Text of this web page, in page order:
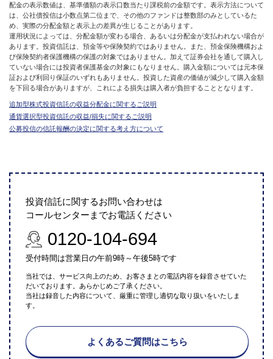
配金の表示数値は、基準価額の表示口数当たり課税前の金額です。表示方法について
は、公社債投信は小数点第二位まで、その他のファンドは整数部のみとしているた
め、実際の分配金額と表示上の差異が生じることがあります。
運用状況によっては、分配金額が変わる場合、あるいは分配金が支払われない場合が
あります。投資信託は、預金等や保険契約ではありません。また、預金保険機構およ
び保険契約者保護機構の保護の対象ではありません。加えて証券会社を通して購入し
ていない場合には投資者保護基金の対象にもなりません。購入金額については元本保
証および利回り保証のいずれもありません。投資した資産の価値が減少して購入金額
を下回る場合がありますが、これによる損失は購入者が負担することとなります。
追加型株式投資信託の収益分配金に関するご説明
通貨選択型投資信託の収益/損失に関するご説明
公募投信の信託報酬の決定に関する考え方について
投資信託に関するお問い合わせは
コールセンターまでお電話ください
0120-104-694
受付時間は営業日の午前9時～午後5時です
当社では、サービス向上のため、お客さまとの電話内容を録音させていた
だいております。あらかじめご了承ください。
当社は録音した内容について、厳重に管理し適切な取り扱いをいたしま
す。
よくあるご質問はこちら